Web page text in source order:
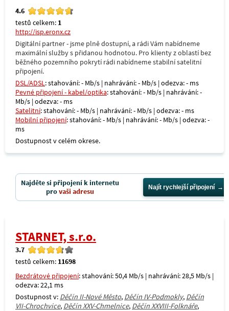
4.6
testů celkem: 1
http://isp.eronx.cz
Digitální partner - jsme plně dostupní, a rádi Vám nabídneme
maximální služby s přidanou hodnotou. Pro klienty z oblastí bez
běžného pozemního pokrytí rádi nabídneme stabilní satelitní
připojení.
DSL/ADSL: stahování: - Mb/s | nahrávání: - Mb/s | odezva: - ms
Pevné připojení - kabel/optika: stahování: - Mb/s | nahrávání: -
Mb/s | odezva: - ms
Satelitní: stahování: - Mb/s | nahrávání: - Mb/s | odezva: - ms
Mobilní připojení: stahování: - Mb/s | nahrávání: - Mb/s | odezva: -
ms
Dostupnost v celém okrese.
Najděte si připojení k internetu
provaši adresu Najít rychlejší připojení
STARNET, s.r.o.
3.7
testů celkem: 11698
Bezdrátové připojení: stahování: 50,4 Mb/s | nahrávání: 28,5 Mb/s |
odezva: 22,1 ms
Dostupnost v: Děčín II-Nové Město, Děčín IV-Podmokly, Děčín
VII-Chrochvice, Děčín XXV-Chmelnice, Děčín XXVIII-Folknáře,